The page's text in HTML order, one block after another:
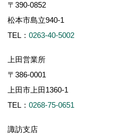
〒390-0852
松本市島立940-1
TEL： 0263-40-5002
上田営業所
〒386-0001
上田市上田1360-1
TEL： 0268-75-0651
諏訪支店